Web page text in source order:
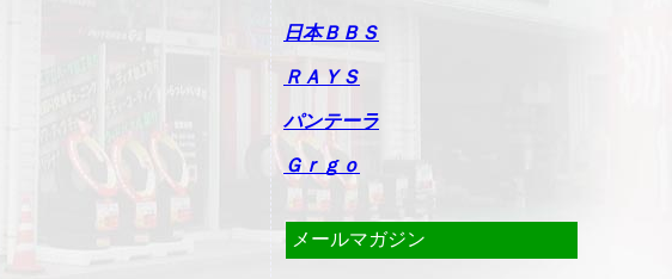
日本ＢＢＳ
ＲＡＹＳ
パンテーラ
Ｇｒｇｏ
メールマガジン